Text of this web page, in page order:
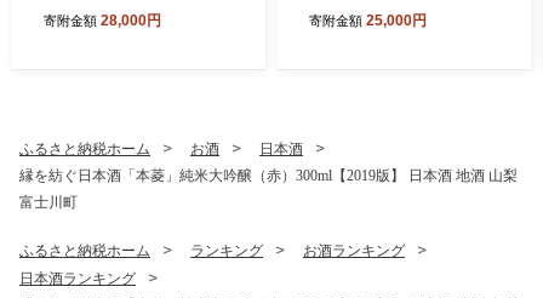
年発送分 先行予約】- FUJIK
寄附金額 28,000円
物 フルーツ 山梨 やまなし 富
寄附金額 25,000円
ふるさと納税ホーム お酒
日本酒
縁を紡ぐ日本酒「本菱」純米大吟醸（赤）300ml【2019版】 日本酒 地酒 山梨
富士川町
ふるさと納税ホーム ランキング
お酒ランキング
日本酒ランキング